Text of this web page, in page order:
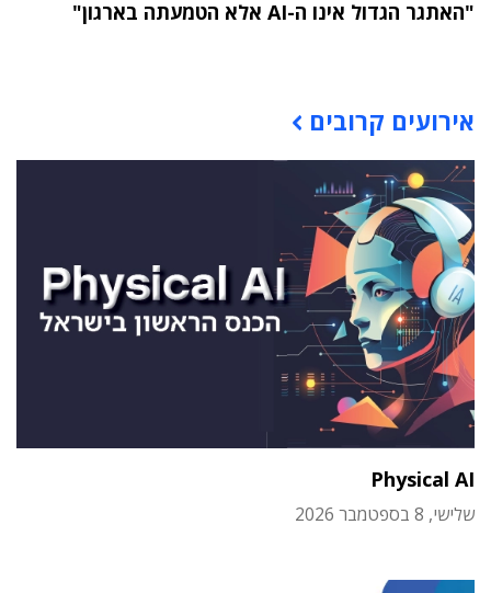
"האתגר הגדול אינו ה-AI אלא הטמעתה בארגון"
אירועים קרובים
Physical AI
שלישי, 8 בספטמבר 2026